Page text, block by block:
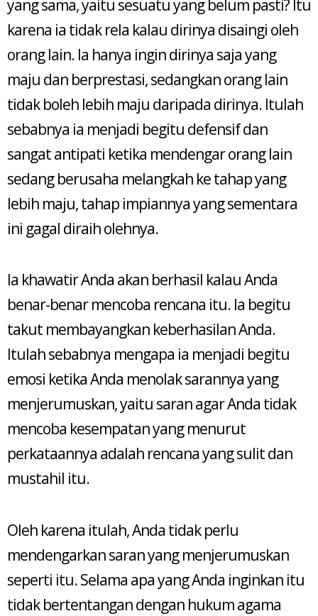
yang sama, yaitu sesuatu yang belum pasti? Itu
karena ia tidak rela kalau dirinya disaingi oleh
orang lain. Ia hanya ingin dirinya saja yang
maju dan berprestasi, sedangkan orang lain
tidak boleh lebih maju daripada dirinya. Itulah
sebabnya ia menjadi begitu defensif dan
sangat antipati ketika mendengar orang lain
sedang berusaha melangkah ke tahap yang
lebih maju, tahap impiannya yang sementara
ini gagal diraih olehnya.
Ia khawatir Anda akan berhasil kalau Anda
benar-benar mencoba rencana itu. Ia begitu
takut membayangkan keberhasilan Anda.
Itulah sebabnya mengapa ia menjadi begitu
emosi ketika Anda menolak sarannya yang
menjerumuskan, yaitu saran agar Anda tidak
mencoba kesempatan yang menurut
perkataannya adalah rencana yang sulit dan
mustahil itu.
Oleh karena itulah, Anda tidak perlu
mendengarkan saran yang menjerumuskan
seperti itu. Selama apa yang Anda inginkan itu
tidak bertentangan dengan hukum agama